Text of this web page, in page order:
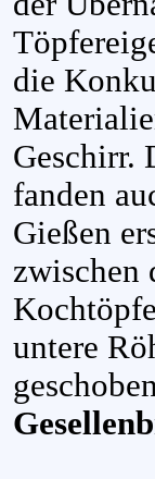
die
Geschirr.
fanden
Gießen
zwischen
untere